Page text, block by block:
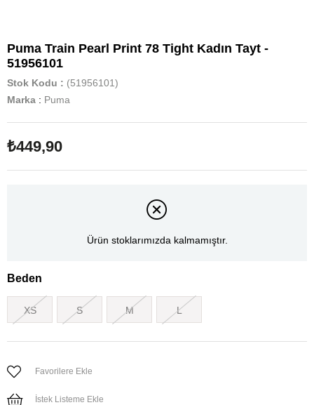
Puma Train Pearl Print 78 Tight Kadın Tayt -
51956101
Stok Kodu
(51956101)
Marka : Puma
₺449,90
Ürün stoklarımızda kalmamıştır.
Beden
XS S M L
Favorilere Ekle
İstek Listeme Ekle